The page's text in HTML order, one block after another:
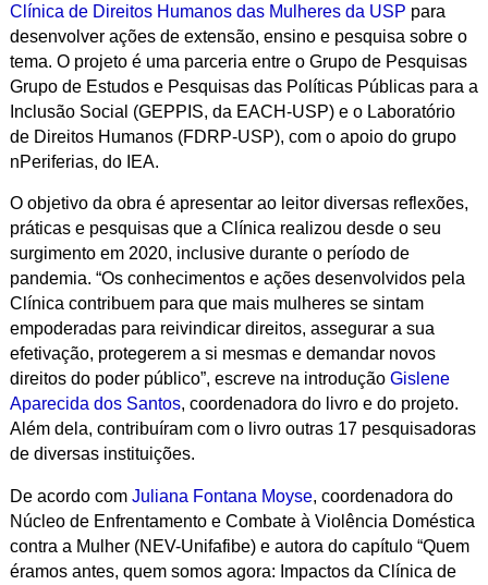
Clínica de Direitos Humanos das Mulheres da USP para
desenvolver ações de extensão, ensino e pesquisa sobre o
tema. O projeto é uma parceria entre o Grupo de Pesquisas
Grupo de Estudos e Pesquisas das Políticas Públicas para a
Inclusão Social (GEPPIS, da EACH-USP) e o Laboratório
de Direitos Humanos (FDRP-USP), com o apoio do grupo
nPeriferias, do IEA.
O objetivo da obra é apresentar ao leitor diversas reflexões,
práticas e pesquisas que a Clínica realizou desde o seu
surgimento em 2020, inclusive durante o período de
pandemia. “Os conhecimentos e ações desenvolvidos pela
Clínica contribuem para que mais mulheres se sintam
empoderadas para reivindicar direitos, assegurar a sua
efetivação, protegerem a si mesmas e demandar novos
direitos do poder público”, escreve na introdução Gislene
Aparecida dos Santos, coordenadora do livro e do projeto.
Além dela, contribuíram com o livro outras 17 pesquisadoras
de diversas instituições.
De acordo com Juliana Fontana Moyse, coordenadora do
Núcleo de Enfrentamento e Combate à Violência Doméstica
contra a Mulher (NEV-Unifafibe) e autora do capítulo “Quem
éramos antes, quem somos agora: Impactos da Clínica de